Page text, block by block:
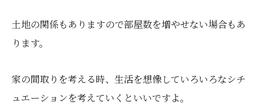
土地の関係もありますので部屋数を増やせない場合もあ
ります。
家の間取りを考える時、生活を想像していろいろなシチ
ュエーションを考えていくといいですよ。